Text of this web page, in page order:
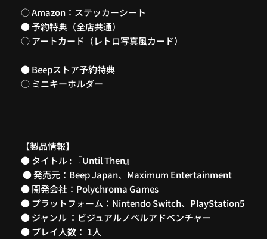
○ Amazon：ステッカーシート
● 予約特典（全店共通）
○ アートカード（レトロ写真風カード）
● Beepストア予約特典
○ ミニキーホルダー
【製品情報】
● タイトル : 『Until Then』
● 発売元：Beep Japan、Maximum Entertainment
● 開発会社：Polychroma Games
● プラットフォーム：Nintendo Switch、PlayStation5
● ジャンル ：ビジュアルノベルアドベンチャー
● プレイ人数： 1人